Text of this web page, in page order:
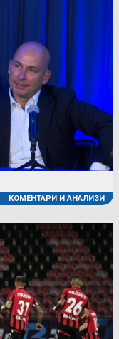
КОМЕНТАРИ И АНАЛИЗИ